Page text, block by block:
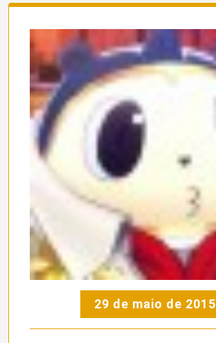
29 de maio de 2015